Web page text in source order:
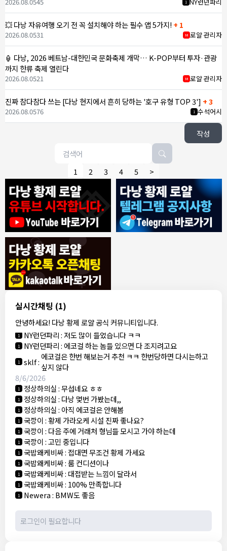
실시간채팅 (1)
안녕하세요! 다낭 황제 로얄 공식 커뮤니티입니다.
8/4/2026
1 모기한테물림:여기도 문의해보면 바로 알려줌
1 모기한테물림:정찰가보다 쌀수 없음
1 결혼안해:ㄹㅇ 팩트 ㅋㅋㅋㅋ
결혼안해:ㄹㅇ 팩트 ㅋㅋㅋㅋ
8/5/2026
NY런던파리 :다낭 에코걸 여기서 예약 가능한가요?
1 3군:에코걸 좀 조심 하는게 좋음
1 NY런던파리:저도 많이 들었습니다 ㅋㅋ
1 NY런던파리: 에코걸 하는 놈들 있으면 다 조지려고요
1 sklf: 에코걸은 한번 해보는거 추천 ㅋㅋ 한번당하면 다시는하고
싶지 않다
8/6/2026
1 정상하의실:무섭네요 ㅎㅎ
1 정상하의실: 다낭 몇번 가봤는데,,
1 정상하의실: 아직 에코걸은 안해봄
1 국깡이:황제 가라오케 시설 진짜 좋나요?
1 국깡이: 다음 주에 거래처 형님들 모시고 가야 하는데
1 국깡이:고민 중입니다
1 국밥왜케비싸: 접대면 무조건 황제 가세요
1 국밥왜케비싸:룸 컨디션이나
1 국밥왜케비싸: 대접받는 느낌이 달라서
1 국밥왜케비싸: 100% 만족합니다
1 Newera: BMW도 좋음
1
💥 다낭 자유여행 오기 전 꼭 설치해야 하는 필수 앱 5가지! + 1
M 로얄 관리자
2026.08.0531
🏮 다낭, 2026 베트남-대한민국 문화축제 개막… K-POP부터 투자·관광
까지 한류 축제 열린다
M 로얄 관리자
2026.08.0521
진짜 참다참다 쓰는 [다낭 현지에서 흔히 당하는 '호구 유형 TOP 3'] + 3
1 수석어시
2026.08.0576
작성
1 2 3 4 5 >